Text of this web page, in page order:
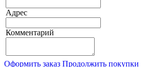
Адрес
Комментарий
Оформить заказ Продолжить покупки